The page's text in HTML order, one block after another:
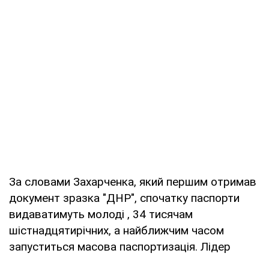
За словами Захарченка, який першим отримав
документ зразка "ДНР", спочатку паспорти
видаватимуть молоді , 34 тисячам
шістнадцятирічних, а найближчим часом
запуститься масова паспортизація. Лідер